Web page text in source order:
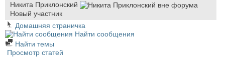
Никита Приклонский
Новый участник
Домашняя страничка
Найти сообщения
Найти темы
Просмотр статей